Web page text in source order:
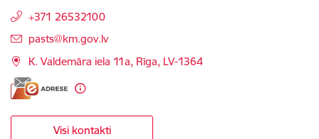
+371 26532100
E-pasts:
pasts@km.gov.lv
K. Valdemāra iela 11a, Rīga, LV-1364
Visi kontakti